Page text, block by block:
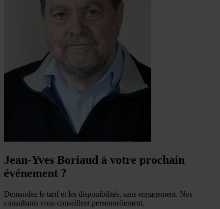
Jean-Yves Boriaud à votre prochain
événement ?
Demandez le tarif et les disponibilités, sans engagement. Nos
consultants vous conseillent personnellement.